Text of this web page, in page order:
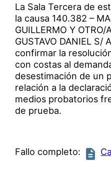
La Sala Tercera de
la causa 140.382 –
GUILLERMO Y OTRO/
GUSTAVO DANIEL S/
confirmar la
con costas al
desestimación de un
relación a la
medios probatorios
de prueba.
Fallo completo: